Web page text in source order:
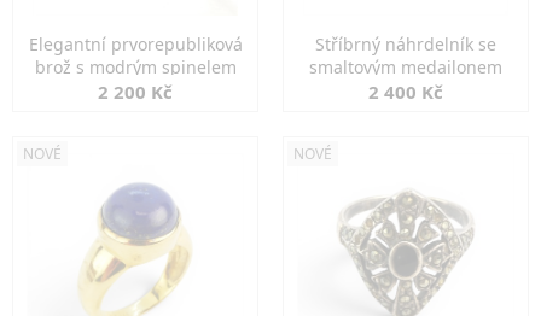
Elegantní prvorepubliková
brož s modrým spinelem
2 200 Kč
Stříbrný náhrdelník se
smaltovým medailonem
2 400 Kč
NOVÉ NOVÉ